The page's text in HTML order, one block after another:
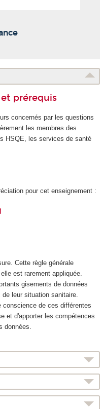
prérequis
concernés par les questions
les membres des
HSQE, les services de santé
pour cet enseignement :
Cette règle générale
est rarement appliquée.
gisements de données
leur situation sanitaire.
conscience de ces différentes
et d'apporter les compétences
données.